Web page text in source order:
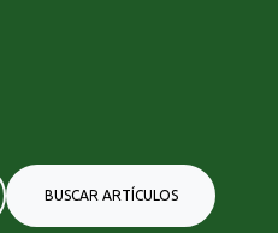
BUSCAR ARTÍCULOS